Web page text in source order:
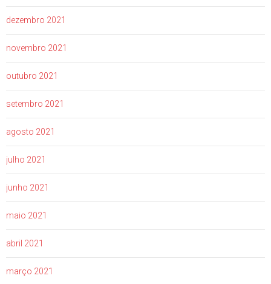
dezembro 2021
novembro 2021
outubro 2021
setembro 2021
agosto 2021
julho 2021
junho 2021
maio 2021
abril 2021
março 2021